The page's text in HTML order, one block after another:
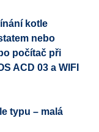
kotle
nebo
počítač při
ACD 03 a WIFI
typu – malá